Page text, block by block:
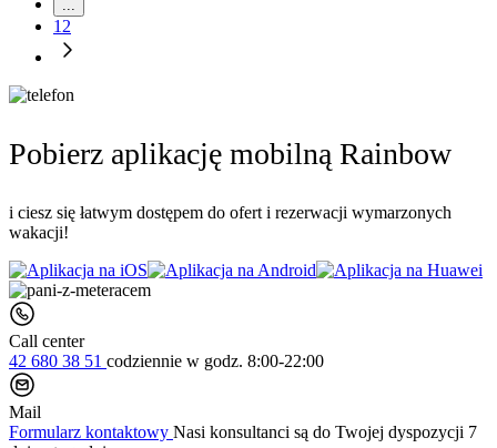
12
Pobierz aplikację mobilną Rainbow
i ciesz się łatwym dostępem do ofert i rezerwacji wymarzonych
wakacji!
Call center
42 680 38 51 codziennie w godz. 8:00-22:00
Mail
Formularz kontaktowy Nasi konsultanci są do Twojej dyspozycji 7